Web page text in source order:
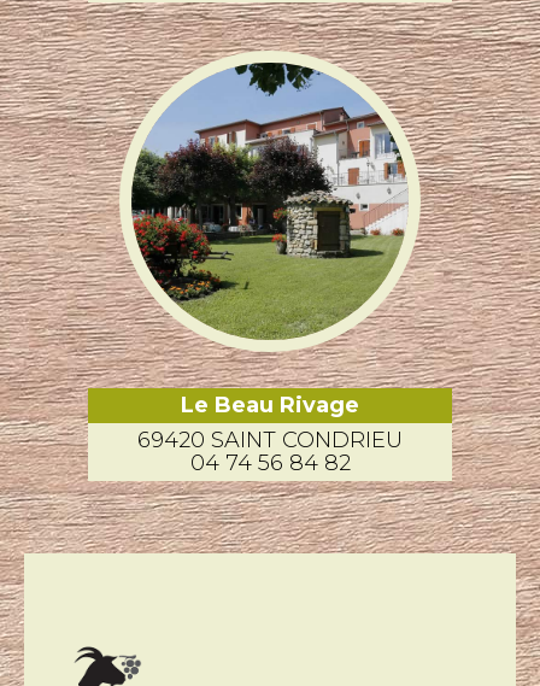
Le Beau Rivage
69420 SAINT CONDRIEU
04 74 56 84 82